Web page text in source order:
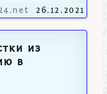
26.12.2021
из
в